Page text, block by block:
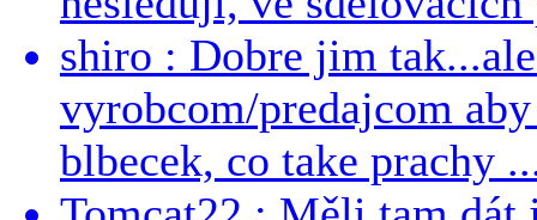
shiro : Dobre jim
vyrobcom/predajcom
blbecek, co take prachy